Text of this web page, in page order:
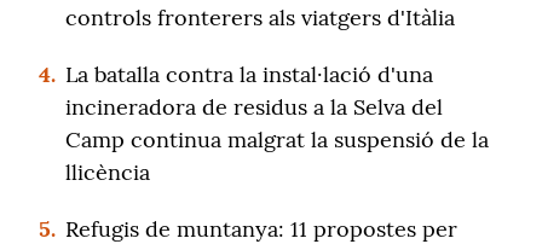
controls fronterers als viatgers d'Itàlia
4. La batalla contra la instal·lació d'una
incineradora de residus a la Selva del
Camp continua malgrat la suspensió de la
llicència
5. Refugis de muntanya: 11 propostes per